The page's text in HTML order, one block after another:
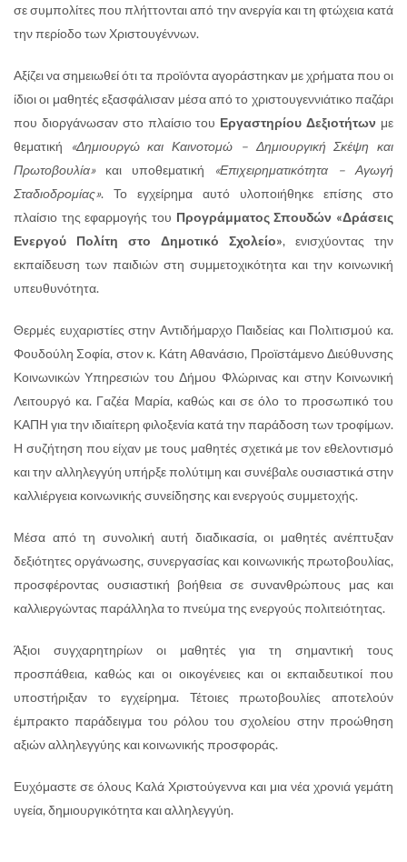
σε συμπολίτες που πλήττονται από την ανεργία και τη φτώχεια κατά
την περίοδο των Χριστουγέννων.
Αξίζει να σημειωθεί ότι τα προϊόντα αγοράστηκαν με χρήματα που οι
ίδιοι οι μαθητές εξασφάλισαν μέσα από το χριστουγεννιάτικο παζάρι
που διοργάνωσαν στο πλαίσιο του Εργαστηρίου Δεξιοτήτων με
θεματική
«Δημιουργώ και Καινοτομώ – Δημιουργική Σκέψη και
Πρωτοβουλία»και υποθεματική
«Επιχειρηματικότητα – Αγωγή
Σταδιοδρομίας». Το εγχείρημα αυτό υλοποιήθηκε επίσης στο
πλαίσιο της εφαρμογής του Προγράμματος Σπουδών «Δράσεις
Ενεργού Πολίτη στο Δημοτικό Σχολείο», ενισχύοντας την
εκπαίδευση των παιδιών στη συμμετοχικότητα και την κοινωνική
υπευθυνότητα.
Θερμές ευχαριστίες στην Αντιδήμαρχο Παιδείας και Πολιτισμού κα.
Φουδούλη Σοφία, στον κ. Κάτη Αθανάσιο, Προϊστάμενο Διεύθυνσης
Κοινωνικών Υπηρεσιών του Δήμου Φλώρινας και στην Κοινωνική
Λειτουργό κα. Γαζέα Μαρία, καθώς και σε όλο το προσωπικό του
ΚΑΠΗ για την ιδιαίτερη φιλοξενία κατά την παράδοση των τροφίμων.
Η συζήτηση που είχαν με τους μαθητές σχετικά με τον εθελοντισμό
και την αλληλεγγύη υπήρξε πολύτιμη και συνέβαλε ουσιαστικά στην
καλλιέργεια κοινωνικής συνείδησης και ενεργούς συμμετοχής.
Μέσα από τη συνολική αυτή διαδικασία, οι μαθητές ανέπτυξαν
δεξιότητες οργάνωσης, συνεργασίας και κοινωνικής πρωτοβουλίας,
προσφέροντας ουσιαστική βοήθεια σε συνανθρώπους μας και
καλλιεργώντας παράλληλα το πνεύμα της ενεργούς πολιτειότητας.
Άξιοι συγχαρητηρίων οι μαθητές για τη σημαντική τους
προσπάθεια, καθώς και οι οικογένειες και οι εκπαιδευτικοί που
υποστήριξαν το εγχείρημα. Τέτοιες πρωτοβουλίες αποτελούν
έμπρακτο παράδειγμα του ρόλου του σχολείου στην προώθηση
αξιών αλληλεγγύης και κοινωνικής προσφοράς.
Ευχόμαστε σε όλους Καλά Χριστούγεννα και μια νέα χρονιά γεμάτη
υγεία, δημιουργικότητα και αλληλεγγύη.